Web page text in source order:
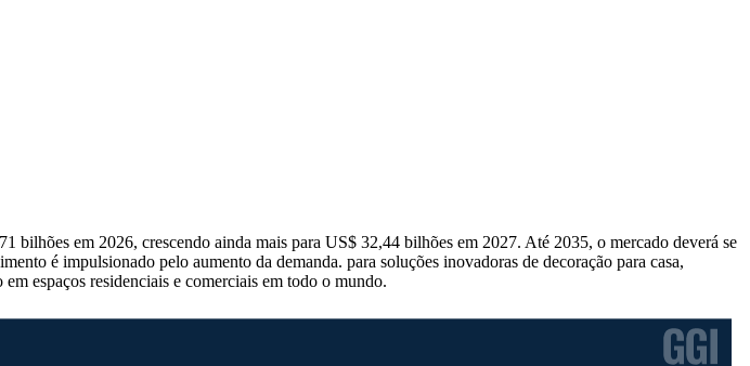
em 2026, crescendo ainda mais para US$ 32,44 bilhões em 2027. Até 2035, o mercado deverá se
é impulsionado pelo aumento da demanda. para soluções inovadoras de decoração para casa,
espaços residenciais e comerciais em todo o mundo.